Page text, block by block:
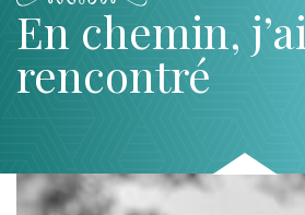
En chemin, j’ai
rencontré